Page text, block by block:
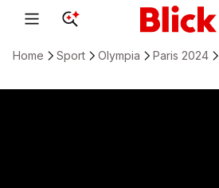
Home Sport Olympia Paris 2024